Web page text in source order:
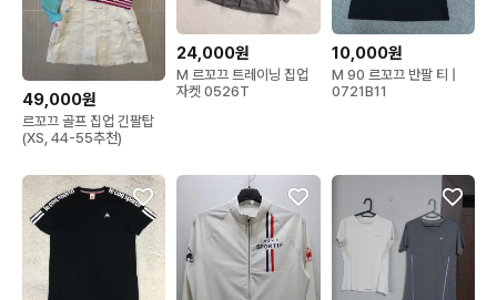
49,000원
르꼬끄 골프 집업 긴팔탑
(XS, 44-55추천)
24,000원
M 르꼬끄 트레이닝 집업
자켓 0526T
10,000원
M 90 르꼬끄 반팔 티 |
0721B11